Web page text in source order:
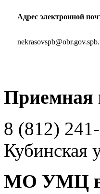
Адрес электронной
Приемная
8 (812)
Кубинская
МО УМЦ в